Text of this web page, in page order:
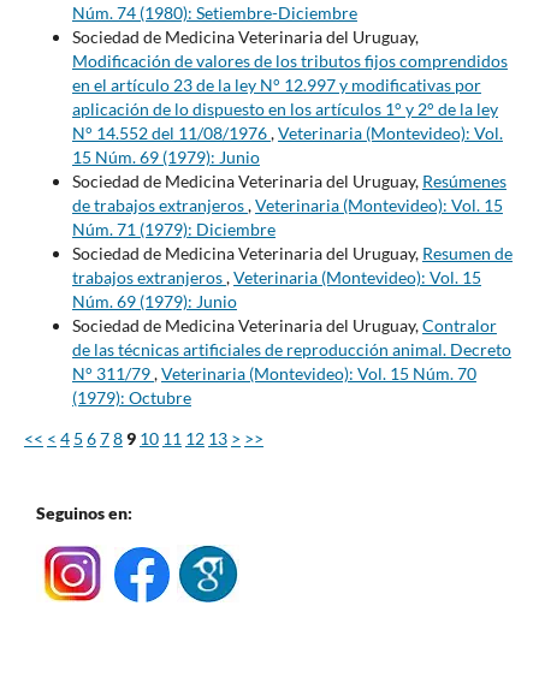
Núm. 74 (1980): Setiembre-Diciembre
Sociedad de Medicina Veterinaria del Uruguay,
Modificación de valores de los tributos fijos comprendidos
en el artículo 23 de la ley N° 12.997 y modificativas por
aplicación de lo dispuesto en los artículos 1° y 2° de la ley
N° 14.552 del 11/08/1976,Veterinaria (Montevideo): Vol.
15 Núm. 69 (1979): Junio
Sociedad de Medicina Veterinaria del Uruguay, Resúmenes
de trabajos extranjeros,Veterinaria (Montevideo): Vol. 15
Núm. 71 (1979): Diciembre
Sociedad de Medicina Veterinaria del Uruguay, Resumen de
trabajos extranjeros,Veterinaria (Montevideo): Vol. 15
Núm. 69 (1979): Junio
Sociedad de Medicina Veterinaria del Uruguay,Contralor
de las técnicas artificiales de reproducción animal. Decreto
N° 311/79,Veterinaria (Montevideo): Vol. 15 Núm. 70
(1979): Octubre
<< < 4 5 6789 10 11 12 13 > >>
Seguinos en: